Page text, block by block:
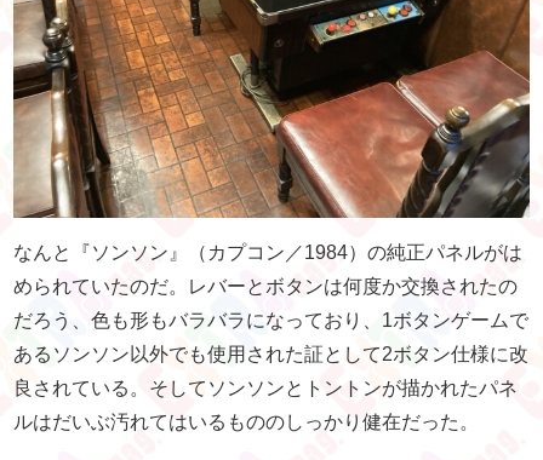
なんと『ソンソン』（カプコン／1984）の純正パネルがは
められていたのだ。レバーとボタンは何度か交換されたの
だろう、色も形もバラバラになっており、1ボタンゲームで
あるソンソン以外でも使用された証として2ボタン仕様に改
良されている。そしてソンソンとトントンが描かれたパネ
ルはだいぶ汚れてはいるもののしっかり健在だった。